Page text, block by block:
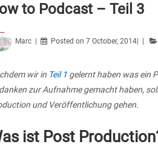
to Podcast – Teil 3
Marc Posted on 7 October, 2014
wir in Teil 1 gelernt haben was ein
zur Aufnahme gemacht haben,
und Veröffentlichung gehen.
ist Post